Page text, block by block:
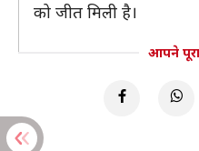
को जीत मिली है।
आपने